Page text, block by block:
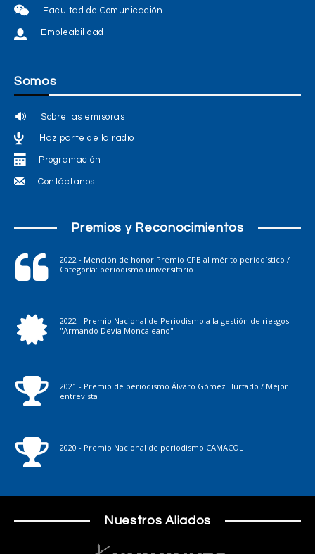
Facultad de Comunicación
Empleabilidad
Somos
Sobre las emisoras
Haz parte de la radio
Programación
Contáctanos
Premios y Reconocimientos
2022 - Mención de honor Premio CPB al mérito periodístico /
Categoría: periodismo universitario
2022 - Premio Nacional de Periodismo a la gestión de riesgos
"Armando Devia Moncaleano"
2021 - Premio de periodismo Álvaro Gómez Hurtado / Mejor
entrevista
2020 - Premio Nacional de periodismo CAMACOL
Nuestros Aliados